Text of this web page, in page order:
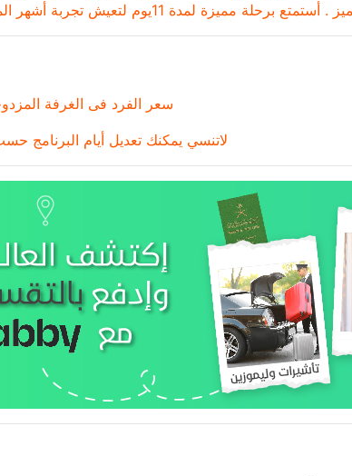
. أستمتع برحلة مميزة لمدة 11يوم لتعيش تجربة أشهر المدن السياحية .
سعر الفرد فى الغرفة المزدوجة 6000
لاتنسي يمكنك تعديل أيام البرنامج